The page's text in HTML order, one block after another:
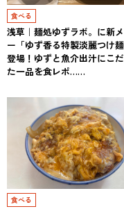
食べる
浅草｜麺処ゆずラボ。に新
ー「ゆず香る特製淡麗つけ
登場！ゆずと魚介出汁にこ
た一品を食レポ……
食べる